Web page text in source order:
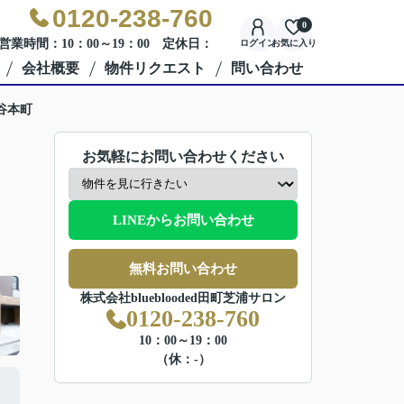
0120-238-760
業時間：10：00～19：00 定休日： ログインお気に入り
0
会社概要 物件リクエスト 問い合わせ
町
お気軽にお問い合わせください
LINEからお問い合わせ
無料お問い合わせ
株式会社blueblooded田町芝浦サロン
0120-238-760
10：00～19：00
（休：-）